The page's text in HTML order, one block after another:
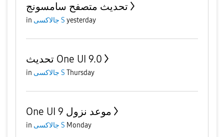
تحديث متصفح سامسونج
in جالاكسى S yesterday
تحديث One UI 9.0
in جالاكسى S Thursday
One UI 9 موعد نزول
in جالاكسى S Monday